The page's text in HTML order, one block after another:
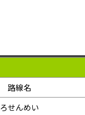
路線名
ろせんめい